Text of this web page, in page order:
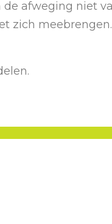
afweging niet
zich meebrengen.